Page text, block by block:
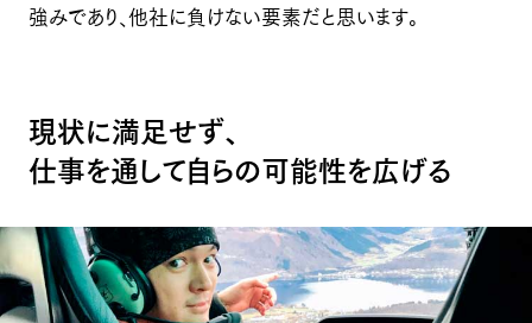
強みであり、他社に負けない要素だと思います。
現状に満足せず、
仕事を通して自らの可能性を広げる